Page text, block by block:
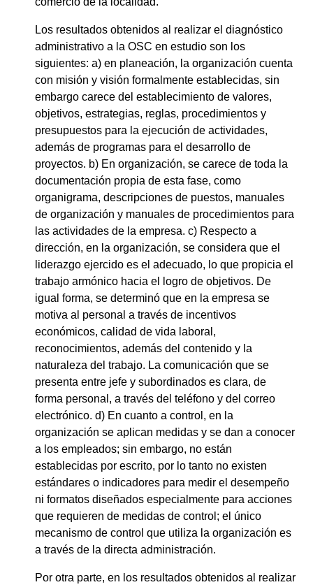
Los resultados obtenidos al realizar el diagnóstico
administrativo a la OSC en estudio son los
siguientes: a) en planeación, la organización cuenta
con misión y visión formalmente establecidas, sin
embargo carece del establecimiento de valores,
objetivos, estrategias, reglas, procedimientos y
presupuestos para la ejecución de actividades,
además de programas para el desarrollo de
proyectos. b) En organización, se carece de toda la
documentación propia de esta fase, como
organigrama, descripciones de puestos, manuales
de organización y manuales de procedimientos para
las actividades de la empresa. c) Respecto a
dirección, en la organización, se considera que el
liderazgo ejercido es el adecuado, lo que propicia el
trabajo armónico hacia el logro de objetivos. De
igual forma, se determinó que en la empresa se
motiva al personal a través de incentivos
económicos, calidad de vida laboral,
reconocimientos, además del contenido y la
naturaleza del trabajo. La comunicación que se
presenta entre jefe y subordinados es clara, de
forma personal, a través del teléfono y del correo
electrónico. d) En cuanto a control, en la
organización se aplican medidas y se dan a conocer
a los empleados; sin embargo, no están
establecidas por escrito, por lo tanto no existen
estándares o indicadores para medir el desempeño
ni formatos diseñados especialmente para acciones
que requieren de medidas de control; el único
mecanismo de control que utiliza la organización es
a través de la directa administración.
Por otra parte, en los resultados obtenidos al realizar